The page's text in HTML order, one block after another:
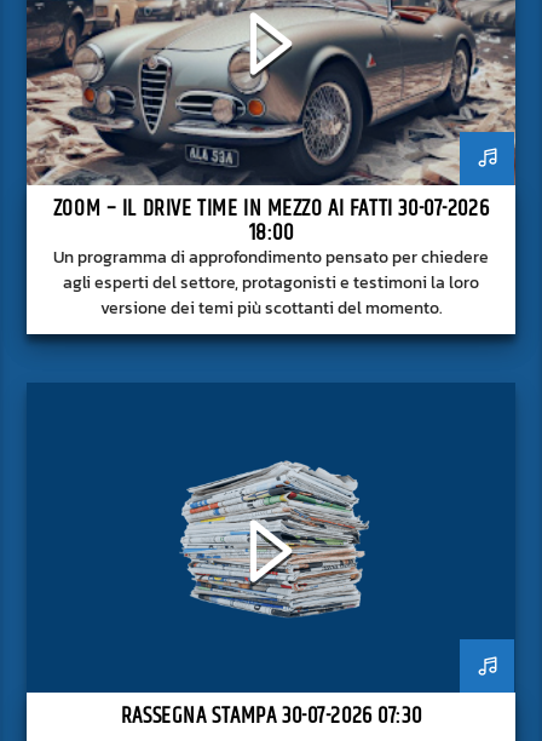
ZOOM – IL DRIVE TIME IN MEZZO AI FATTI 30-07-2026
18:00
Un programma di approfondimento pensato per chiedere
agli esperti del settore, protagonisti e testimoni la loro
versione dei temi più scottanti del momento.
RASSEGNA STAMPA 30-07-2026 07:30